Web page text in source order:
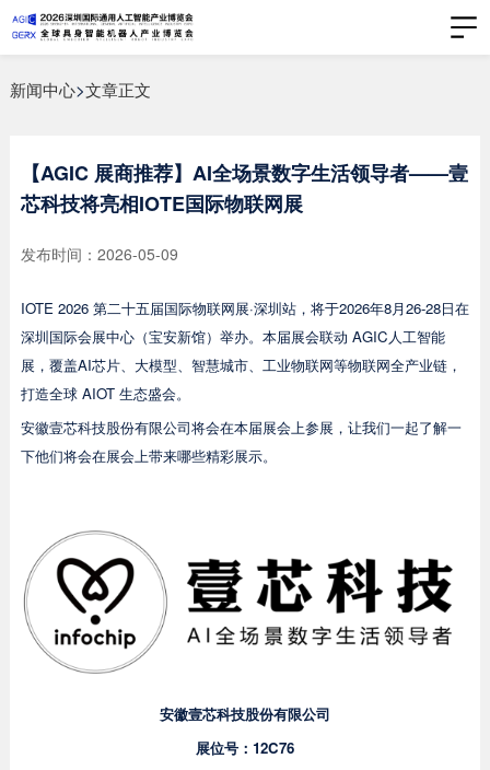
新闻中心>文章正文
【AGIC 展商推荐】AI全场景数字生活领导者——壹
芯科技将亮相IOTE国际物联网展
发布时间：2026-05-09
IOTE 2026 第二十五届国际物联网展·深圳站，将于2026年8月26-28日在
深圳国际会展中心（宝安新馆）举办。本届展会联动 AGIC人工智能
展，覆盖AI芯片、大模型、智慧城市、工业物联网等物联网全产业链，
打造全球 AIOT 生态盛会。
安徽壹芯科技股份有限公司将会在本届展会上参展，让我们一起了解一
下他们将会在展会上带来哪些精彩展示。
安徽壹芯科技股份有限公司
展位号：12C76